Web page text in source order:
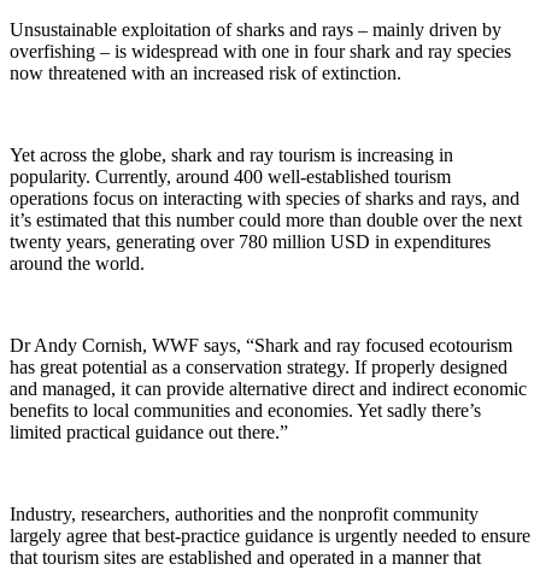
Unsustainable exploitation of sharks and rays – mainly driven by
overfishing – is widespread with one in four shark and ray species
now threatened with an increased risk of extinction.
Yet across the globe, shark and ray tourism is increasing in
popularity. Currently, around 400 well-established tourism
operations focus on interacting with species of sharks and rays, and
it’s estimated that this number could more than double over the next
twenty years, generating over 780 million USD in expenditures
around the world.
Dr Andy Cornish, WWF says, “Shark and ray focused ecotourism
has great potential as a conservation strategy. If properly designed
and managed, it can provide alternative direct and indirect economic
benefits to local communities and economies. Yet sadly there’s
limited practical guidance out there.”
Industry, researchers, authorities and the nonprofit community
largely agree that best-practice guidance is urgently needed to ensure
that tourism sites are established and operated in a manner that